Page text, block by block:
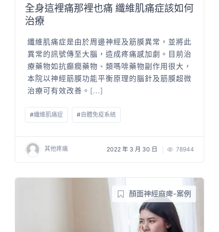
全身這裡痛那裡也痛 纖維肌痛症該如何
治療
纖維肌痛症是由於周邊神經及筋膜異常，並將此
異常的訊號傳至大腦，造成疼痛感加劇。目前治
療藥物如抗癲癇藥物、類嗎啡藥物副作用很大，
本院以神經筋膜功能平衡原理的腦針及筋膜超微
治療可有效改善。 [...]
#纖維肌痛症 #自體免疫系統
其他疼痛 2022 年 3 月 30 日 78944
顏面神經麻痺-案例